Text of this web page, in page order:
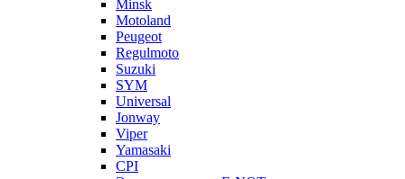
Minsk
Motoland
Peugeot
Regulmoto
Suzuki
SYM
Universal
Jonway
Viper
Yamasaki
CPI